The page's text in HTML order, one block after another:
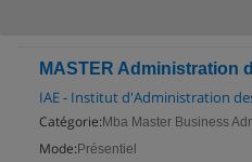
MASTER Administration
IAE - Institut d'Administration
Catégorie: Mba Master Business
Mode: Présentiel